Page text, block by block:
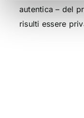
autentica – del
risulti essere